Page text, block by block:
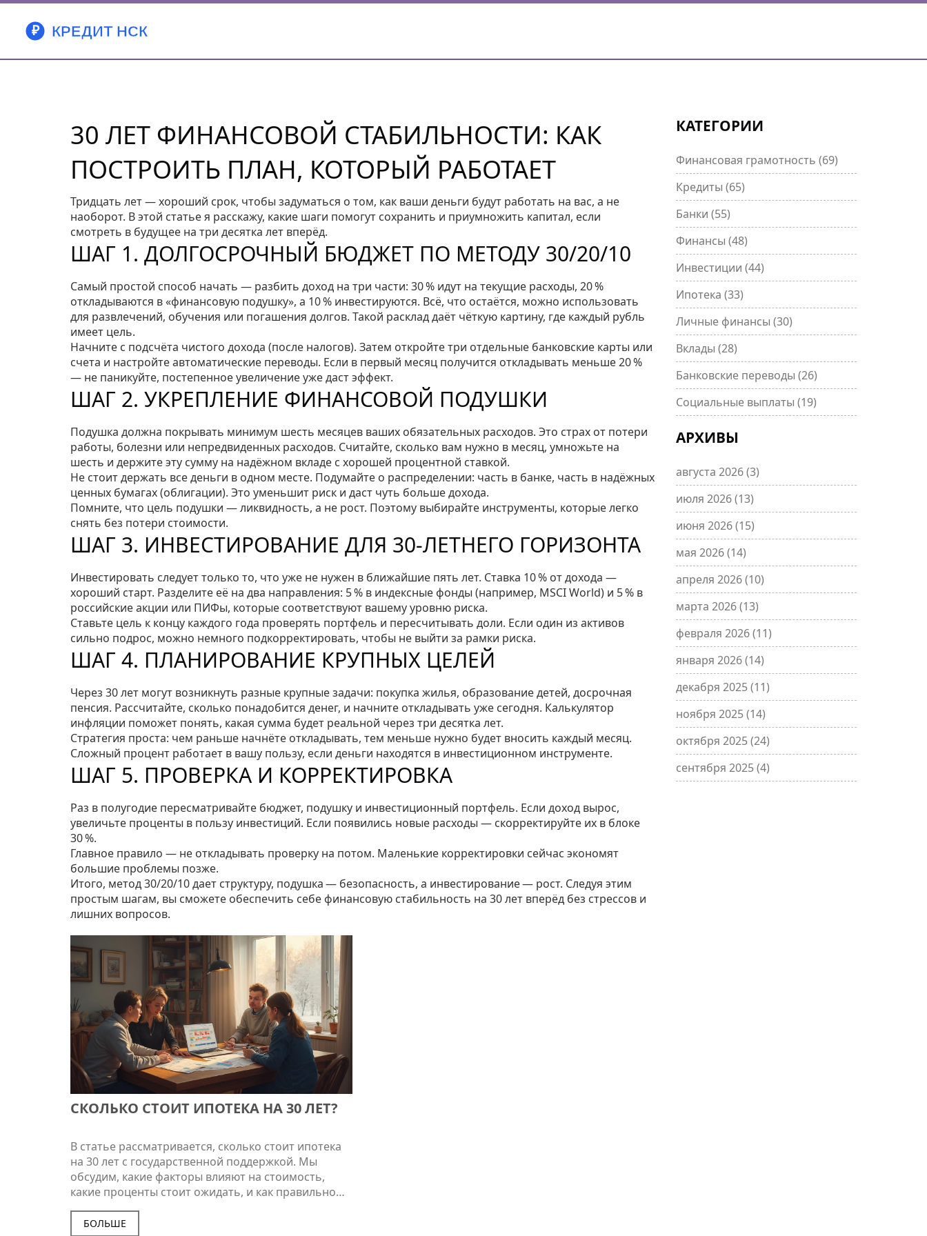
30 ЛЕТ ФИНАНСОВОЙ СТАБИЛЬНОСТИ: КАК
ПОСТРОИТЬ ПЛАН, КОТОРЫЙ РАБОТАЕТ
Тридцать лет — хороший срок, чтобы задуматься о том, как ваши деньги будут работать на вас, а не
наоборот. В этой статье я расскажу, какие шаги помогут сохранить и приумножить капитал, если
смотреть в будущее на три десятка лет вперёд.
ШАГ 1. ДОЛГОСРОЧНЫЙ БЮДЖЕТ ПО МЕТОДУ 30/20/10
Самый простой способ начать — разбить доход на три части: 30 % идут на текущие расходы, 20 %
откладываются в «финансовую подушку», а 10 % инвестируются. Всё, что остаётся, можно использовать
для развлечений, обучения или погашения долгов. Такой расклад даёт чёткую картину, где каждый рубль
имеет цель.
Начните с подсчёта чистого дохода (после налогов). Затем откройте три отдельные банковские карты или
счета и настройте автоматические переводы. Если в первый месяц получится откладывать меньше 20 %
— не паникуйте, постепенное увеличение уже даст эффект.
ШАГ 2. УКРЕПЛЕНИЕ ФИНАНСОВОЙ ПОДУШКИ
Подушка должна покрывать минимум шесть месяцев ваших обязательных расходов. Это страх от потери
работы, болезни или непредвиденных расходов. Считайте, сколько вам нужно в месяц, умножьте на
шесть и держите эту сумму на надёжном вкладе с хорошей процентной ставкой.
Не стоит держать все деньги в одном месте. Подумайте о распределении: часть в банке, часть в надёжных
ценных бумагах (облигации). Это уменьшит риск и даст чуть больше дохода.
Помните, что цель подушки — ликвидность, а не рост. Поэтому выбирайте инструменты, которые легко
снять без потери стоимости.
ШАГ 3. ИНВЕСТИРОВАНИЕ ДЛЯ 30‑ЛЕТНЕГО ГОРИЗОНТА
Инвестировать следует только то, что уже не нужен в ближайшие пять лет. Ставка 10 % от дохода —
хороший старт. Разделите её на два направления: 5 % в индексные фонды (например, MSCI World) и 5 % в
российские акции или ПИФы, которые соответствуют вашему уровню риска.
Ставьте цель к концу каждого года проверять портфель и пересчитывать доли. Если один из активов
сильно подрос, можно немного подкорректировать, чтобы не выйти за рамки риска.
ШАГ 4. ПЛАНИРОВАНИЕ КРУПНЫХ ЦЕЛЕЙ
Через 30 лет могут возникнуть разные крупные задачи: покупка жилья, образование детей, досрочная
пенсия. Рассчитайте, сколько понадобится денег, и начните откладывать уже сегодня. Калькулятор
инфляции поможет понять, какая сумма будет реальной через три десятка лет.
Стратегия проста: чем раньше начнёте откладывать, тем меньше нужно будет вносить каждый месяц.
Сложный процент работает в вашу пользу, если деньги находятся в инвестиционном инструменте.
ШАГ 5. ПРОВЕРКА И КОРРЕКТИРОВКА
Раз в полугодие пересматривайте бюджет, подушку и инвестиционный портфель. Если доход вырос,
увеличьте проценты в пользу инвестиций. Если появились новые расходы — скорректируйте их в блоке
30 %.
Главное правило — не откладывать проверку на потом. Маленькие корректировки сейчас экономят
большие проблемы позже.
Итого, метод 30/20/10 дает структуру, подушка — безопасность, а инвестирование — рост. Следуя этим
простым шагам, вы сможете обеспечить себе финансовую стабильность на 30 лет вперёд без стрессов и
лишних вопросов.
СКОЛЬКО СТОИТ ИПОТЕКА НА 30 ЛЕТ?
В статье рассматривается, сколько стоит ипотека
на 30 лет с государственной поддержкой. Мы
обсудим, какие факторы влияют на стоимость,
какие проценты стоит ожидать, и как правильно
рассчитать свой бюджет. Также затронем плюсы и
минусы длительного срока кредита и дадим советы
БОЛЬШЕ
КАТЕГОРИИ
Финансовая грамотность (69)
Кредиты (65)
Банки (55)
Финансы (48)
Инвестиции (44)
Ипотека (33)
Личные финансы (30)
Вклады (28)
Банковские переводы (26)
Социальные выплаты (19)
АРХИВЫ
августа 2026(3)
июля 2026(13)
июня 2026(15)
мая 2026(14)
апреля 2026(10)
марта 2026(13)
февраля 2026(11)
января 2026(14)
декабря 2025(11)
ноября 2025(14)
октября 2025(24)
сентября 2025(4)